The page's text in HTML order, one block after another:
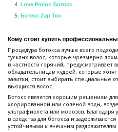
Love Potion Ботокс
Ботекс Zap Tox
Кому стоит купить
Процедура ботокса лучше всего
тусклых волос, которые чрезмерно
в частности горячий, предусматривает
обладательницам кудрей, которые
завитки, стоит выбирать специальные
вьющихся волос.
Ботокс является хорошим решением
хлорированной или соленой воды,
ультрафиолета или морозов.
в средства для ботокса и
устойчивыми к внешним